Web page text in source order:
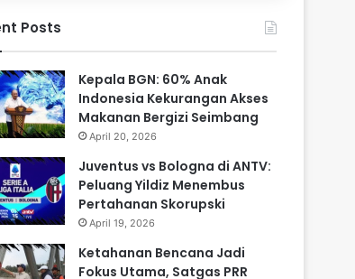
Posts
Kepala BGN: 60% Anak
Indonesia Kekurangan Akses
Makanan Bergizi Seimbang
April 20, 2026
Juventus vs Bologna di ANTV:
Peluang Yildiz Menembus
Pertahanan Skorupski
April 19, 2026
Ketahanan Bencana Jadi
Fokus Utama, Satgas PRR